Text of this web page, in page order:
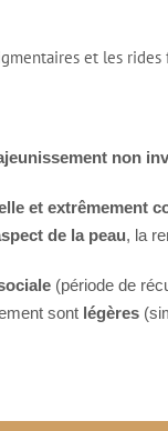
et les rides
non
et extrêmement
de la peau, la
(période de
sont légères